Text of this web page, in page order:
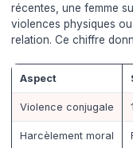
récentes, une femme
violences physiques
relation. Ce chiffre
Aspect
Violence conjugale
Harcèlement moral